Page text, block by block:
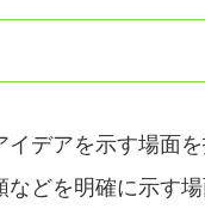
デアを示す場面を
どを明確に示す場